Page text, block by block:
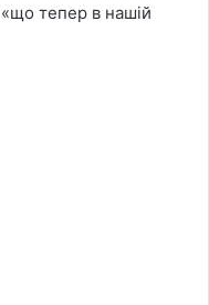
тепер в нашій